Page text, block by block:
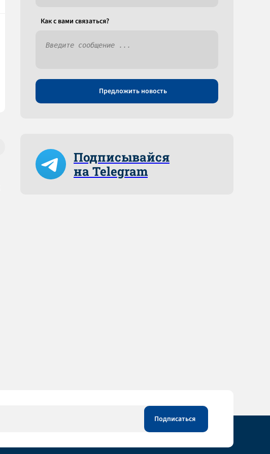
Как c вами связаться?
Предложить новость
Подписывайся
на Telegram